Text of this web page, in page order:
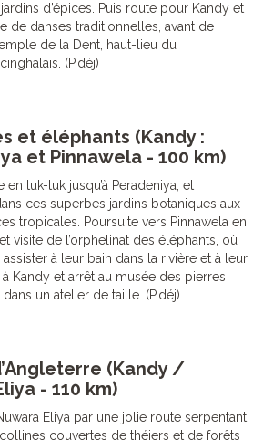
d’épices. Puis route pour Kandy et
de danses traditionnelles, avant de
de la Dent, haut-lieu du
(P.déj)
et éléphants (Kandy :
et Pinnawela - 100 km)
en tuk-tuk jusqu’à Peradeniya, et
ces superbes jardins botaniques aux
tropicales. Poursuite vers Pinnawela en
visite de l’orphelinat des éléphants, où
à leur bain dans la rivière et à leur
Kandy et arrêt au musée des pierres
un atelier de taille. (P.déj)
(Kandy /
- 110 km)
Eliya par une jolie route serpentant
couvertes de théiers et de forêts